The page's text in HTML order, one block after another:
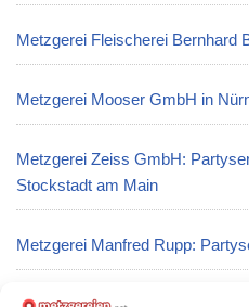
Metzgerei Fleischerei Bernhard
Metzgerei Mooser GmbH in
Metzgerei Zeiss GmbH:
Stockstadt am Main
Metzgerei Manfred Rupp: